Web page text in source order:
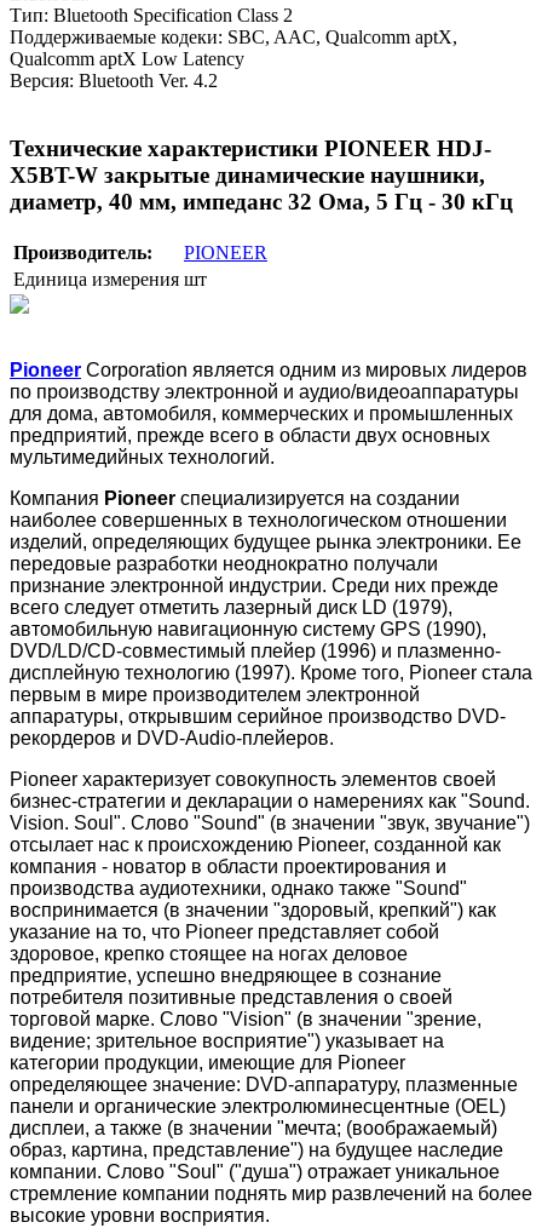
Тип: Bluetooth Specification Class 2
Поддерживаемые кодеки: SBC, AAC, Qualcomm aptX,
Qualcomm aptX Low Latency
Версия: Bluetooth Ver. 4.2
Технические характеристики PIONEER HDJ-
X5BT-W закрытые динамические наушники,
диаметр, 40 мм, импеданс 32 Ома, 5 Гц - 30 кГц
Производитель:
PIONEER
Единица измерения шт
Pioneer Corporation является одним из мировых лидеров
по производству электронной и аудио/видеоаппаратуры
для дома, автомобиля, коммерческих и промышленных
предприятий, прежде всего в области двух основных
мультимедийных технологий.
Компания Pioneer специализируется на создании
наиболее совершенных в технологическом отношении
изделий, определяющих будущее рынка электроники. Ее
передовые разработки неоднократно получали
признание электронной индустрии. Среди них прежде
всего следует отметить лазерный диск LD (1979),
автомобильную навигационную систему GPS (1990),
DVD/LD/CD-совместимый плейер (1996) и плазменно-
дисплейную технологию (1997). Кроме того, Pioneer стала
первым в мире производителем электронной
аппаратуры, открывшим серийное производство DVD-
рекордеров и DVD-Audio-плейеров.
Pioneer характеризует совокупность элементов своей
бизнес-стратегии и декларации о намерениях как "Sound.
Vision. Soul". Слово "Sound" (в значении "звук, звучание")
отсылает нас к происхождению Pioneer, созданной как
компания - новатор в области проектирования и
производства аудиотехники, однако также "Sound"
воспринимается (в значении "здоровый, крепкий") как
указание на то, что Pioneer представляет собой
здоровое, крепко стоящее на ногах деловое
предприятие, успешно внедряющее в сознание
потребителя позитивные представления о своей
торговой марке. Слово "Vision" (в значении "зрение,
видение; зрительное восприятие") указывает на
категории продукции, имеющие для Pioneer
определяющее значение: DVD-аппаратуру, плазменные
панели и органические электролюминесцентные (OEL)
дисплеи, а также (в значении "мечта; (воображаемый)
образ, картина, представление") на будущее наследие
компании. Слово "Soul" ("душа") отражает уникальное
стремление компании поднять мир развлечений на более
высокие уровни восприятия.